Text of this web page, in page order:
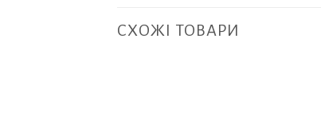
СХОЖІ ТОВАРИ